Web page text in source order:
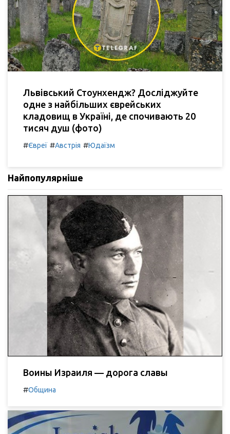
Львівський Стоунхендж? Досліджуйте
одне з найбільших єврейських
кладовищ в Україні, де спочивають 20
тисяч душ (фото)
#Євреї #Австрія #Юдаїзм
Найпопулярніше
Воины Израиля — дорога славы
#Община